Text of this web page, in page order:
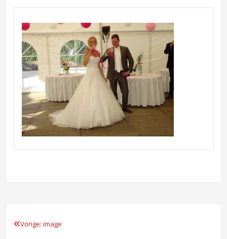
Bericht
Vorige: image